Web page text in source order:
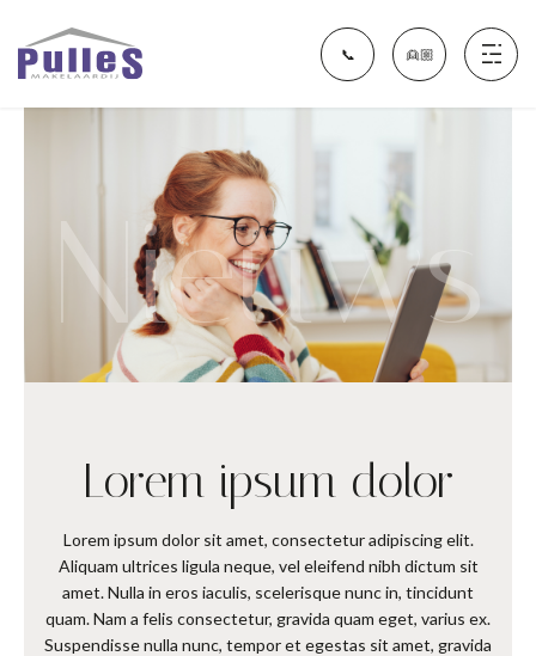
Financieel Fit Nijmegen
Diensten
📞 👱🏼
Nieuws
Lorem ipsum dolor
Lorem ipsum dolor sit amet, consectetur adipiscing elit.
Aliquam ultrices ligula neque, vel eleifend nibh dictum sit
amet. Nulla in eros iaculis, scelerisque nunc in, tincidunt
quam. Nam a felis consectetur, gravida quam eget, varius ex.
Suspendisse nulla nunc, tempor et egestas sit amet, gravida